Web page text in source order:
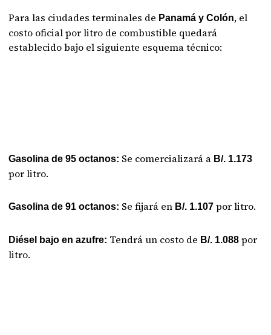
Para las ciudades terminales de Panamá y Colón, el
costo oficial por litro de combustible quedará
establecido bajo el siguiente esquema técnico:
Gasolina de 95 octanos: Se comercializará a B/. 1.173
por litro.
Gasolina de 91 octanos: Se fijará en B/. 1.107 por litro.
Diésel bajo en azufre: Tendrá un costo de B/. 1.088 por
litro.